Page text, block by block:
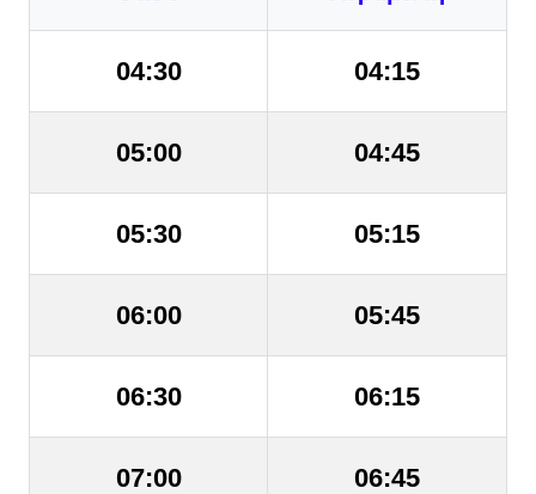
04:30 04:15
05:00 04:45
05:30 05:15
06:00 05:45
06:30 06:15
07:00 06:45